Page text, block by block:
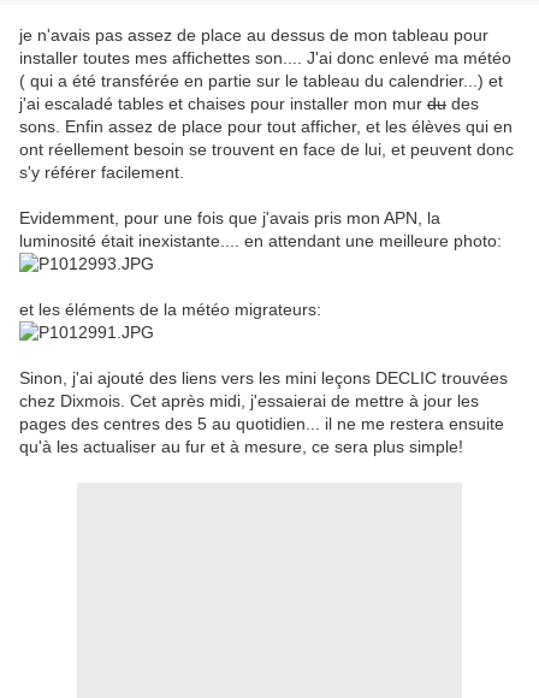
je n'avais pas assez de place au dessus de mon tableau pour
installer toutes mes affichettes son.... J'ai donc enlevé ma météo
( qui a été transférée en partie sur le tableau du calendrier...) et
j'ai escaladé tables et chaises pour installer mon mur du des
sons. Enfin assez de place pour tout afficher, et les élèves qui en
ont réellement besoin se trouvent en face de lui, et peuvent donc
s'y référer facilement.
Evidemment, pour une fois que j'avais pris mon APN, la
luminosité était inexistante.... en attendant une meilleure photo:
et les éléments de la météo migrateurs:
Sinon, j'ai ajouté des liens vers les mini leçons DECLIC trouvées
chez Dixmois. Cet après midi, j'essaierai de mettre à jour les
pages des centres des 5 au quotidien... il ne me restera ensuite
qu'à les actualiser au fur et à mesure, ce sera plus simple!